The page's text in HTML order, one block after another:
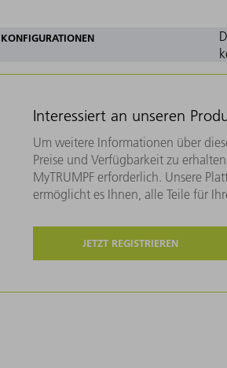
KONFIGURATIONEN
Interessiert an unseren
Um weitere Informationen über
Preise und Verfügbarkeit zu
MyTRUMPF erforderlich. Unsere
ermöglicht es Ihnen, alle Teile für
JETZT REGISTRIEREN